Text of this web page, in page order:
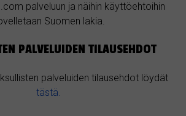
palveluun ja näihin käyttöehtoihin
Suomen lakia.
PALVELUIDEN TILAUSEHDOT
palveluiden tilausehdot löydät
tästä.